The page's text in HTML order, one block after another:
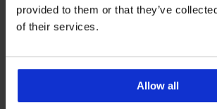
provided to them or that they’ve
of their services.
Allow all